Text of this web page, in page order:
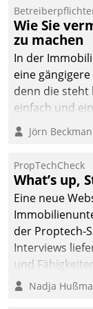
Datatrain
automatisiert
zielgerichtete
starke
intelligente,
Wie Sie
zu machen
In der
eine
denn die steht
einfach und
Jörn
PropTechCheck
What’s up,
Eine neue
der Proptech-
Interviews
und
Nadja